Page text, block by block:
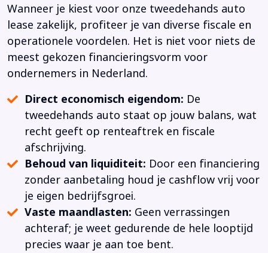
Wanneer je kiest voor onze tweedehands auto
lease zakelijk, profiteer je van diverse fiscale en
operationele voordelen. Het is niet voor niets de
meest gekozen financieringsvorm voor
ondernemers in Nederland.
Direct economisch eigendom: De
tweedehands auto staat op jouw balans, wat
recht geeft op renteaftrek en fiscale
afschrijving.
Behoud van liquiditeit: Door een financiering
zonder aanbetaling houd je cashflow vrij voor
je eigen bedrijfsgroei.
Vaste maandlasten: Geen verrassingen
achteraf; je weet gedurende de hele looptijd
precies waar je aan toe bent.